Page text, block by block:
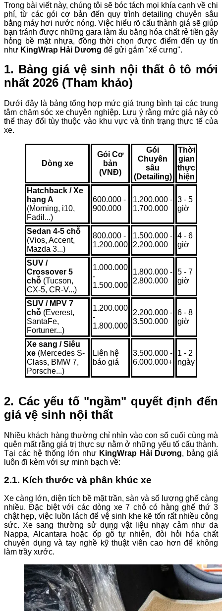
Trong bài viết này, chúng tôi sẽ bóc tách mọi khía cạnh về chi
phí, từ các gói cơ bản đến quy trình detailing chuyên sâu
bằng máy hơi nước nóng. Việc hiểu rõ cấu thành giá sẽ giúp
bạn tránh được những gara làm ẩu bằng hóa chất rẻ tiền gây
hỏng bề mặt nhựa, đồng thời chọn được điểm đến uy tín
như KingWrap Hải Dương để gửi gắm "xế cưng".
1. Bảng giá vệ sinh nội thất ô tô mới
nhất 2026 (Tham khảo)
Dưới đây là bảng tổng hợp mức giá trung bình tại các trung
tâm chăm sóc xe chuyên nghiệp. Lưu ý rằng mức giá này có
thể thay đổi tùy thuộc vào khu vực và tình trạng thực tế của
xe.
Dòng xe
Gói Cơ
bản
(VNĐ)
Gói
Chuyên
sâu
(Detailing)
Thời
gian
thực
hiện
Hatchback / Xe
hạng A
(Morning, i10,
Fadil...)
600.000 -
900.000
1.200.000 -
1.700.000
3 - 5
giờ
Sedan 4-5 chỗ
(Vios, Accent,
Mazda 3...)
800.000 -
1.200.000
1.500.000 -
2.200.000
4 - 6
giờ
SUV /
Crossover 5
chỗ (Tucson,
CX-5, CR-V...)
1.000.000
-
1.500.000
1.800.000 -
2.800.000
5 - 7
giờ
SUV / MPV 7
chỗ (Everest,
SantaFe,
Fortuner...)
1.200.000
-
1.800.000
2.200.000 -
3.500.000
6 - 8
giờ
Xe sang / Siêu
xe (Mercedes S-
Class, BMW 7,
Porsche...)
Liên hệ
báo giá
3.500.000 -
6.000.000+
1 - 2
ngày
2. Các yếu tố "ngầm" quyết định đến
giá vệ sinh nội thất
Nhiều khách hàng thường chỉ nhìn vào con số cuối cùng mà
quên mất rằng giá trị thực sự nằm ở những yếu tố cấu thành.
Tại các hệ thống lớn như KingWrap Hải Dương, bảng giá
luôn đi kèm với sự minh bạch về:
2.1. Kích thước và phân khúc xe
Xe càng lớn, diện tích bề mặt trần, sàn và số lượng ghế càng
nhiều. Đặc biệt với các dòng xe 7 chỗ có hàng ghế thứ 3
chật hẹp, việc luồn lách để vệ sinh khe kẽ tốn rất nhiều công
sức. Xe sang thường sử dụng vật liệu nhạy cảm như da
Nappa, Alcantara hoặc ốp gỗ tự nhiên, đòi hỏi hóa chất
chuyên dụng và tay nghề kỹ thuật viên cao hơn để không
làm trầy xước.